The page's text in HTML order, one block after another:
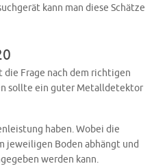
kann man diese Schätze
Frage nach dem richtigen
sollte ein guter Metalldetektor
haben. Wobei die
jeweiligen Boden abhängt und
werden kann.